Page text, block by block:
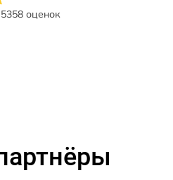
5358 оценок